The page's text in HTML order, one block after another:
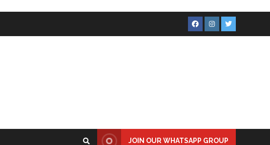
Facebook
Instagram
Twitter
JOIN OUR WHATSAPP GROUP